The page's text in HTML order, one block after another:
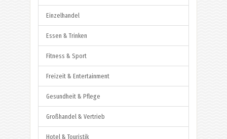
Einzelhandel
Essen & Trinken
Fitness & Sport
Freizeit & Entertainment
Gesundheit & Pflege
Großhandel & Vertrieb
Hotel & Touristik